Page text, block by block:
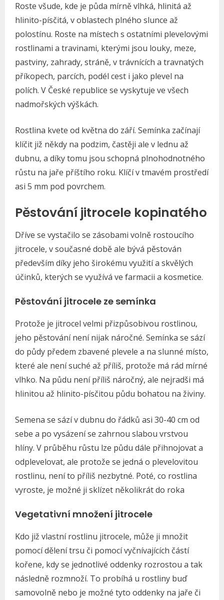
Roste všude, kde je půda mírně vlhká, hlinitá až
hlinito-písčitá, v oblastech plného slunce až
polostínu. Roste na místech s ostatními plevelovými
rostlinami a travinami, kterými jsou louky, meze,
pastviny, zahrady, stráně, v trávnících a travnatých
příkopech, parcích, podél cest i jako plevel na
polích. V České republice se vyskytuje ve všech
nadmořských výškách.
Rostlina kvete od května do září. Semínka začínají
klíčit již někdy na podzim, častěji ale v lednu až
dubnu, a díky tomu jsou schopná plnohodnotného
růstu na jaře příštího roku. Klíčí v tmavém prostředí
asi 5 mm pod povrchem.
Pěstování jitrocele kopinatého
Dříve se vystačilo se zásobami volně rostoucího
jitrocele, v současné době ale bývá pěstován
především díky jeho širokému využití a skvělých
účinků, kterých se využívá ve farmacii a kosmetice.
Pěstování jitrocele ze semínka
Protože je jitrocel velmi přizpůsobivou rostlinou,
jeho pěstování není nijak náročné. Semínka se sází
do půdy předem zbavené plevele a na slunné místo,
které ale není suché až příliš, protože má rád mírné
vlhko. Na půdu není příliš náročný, ale nejradši má
hlinitou až hlinito-písčitou půdu bohatou na živiny.
Semena se sází v dubnu do řádků asi 30-40 cm od
sebe a po vysázení se zahrnou slabou vrstvou
hlíny. V průběhu růstu lze půdu dále přihnojovat a
odplevelovat, ale protože se jedná o plevelovitou
rostlinu, není to příliš nezbytné. Poté, co rostlina
vyroste, je možné ji sklízet několikrát do roka
Vegetativní množení jitrocele
Kdo již vlastní rostlinu jitrocele, může ji množit
pomocí dělení trsu či pomocí vyčnívajících částí
kořene, kdy se jednotlivé oddenky rozrostou a tak
následně rozmnoží. To probíhá u rostliny buď
samovolně nebo je možné tyto oddenky na jaře či